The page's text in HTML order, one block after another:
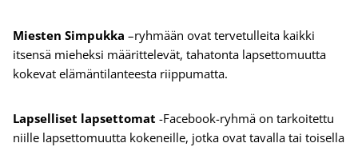
Miesten Simpukka –ryhmään ovat tervetulleita kaikki
itsensä mieheksi määrittelevät, tahatonta lapsettomuutta
kokevat elämäntilanteesta riippumatta.
Lapselliset lapsettomat -Facebook-ryhmä on tarkoitettu
niille lapsettomuutta kokeneille, jotka ovat tavalla tai toisella